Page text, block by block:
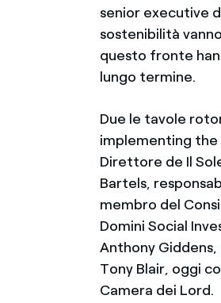
senior executive
sostenibilità
questo fronte
lungo termine.
Due le tavole
implementing the
Direttore de Il
Bartels,
membro del
Domini Social
Anthony
Tony Blair, oggi
Camera dei Lord.